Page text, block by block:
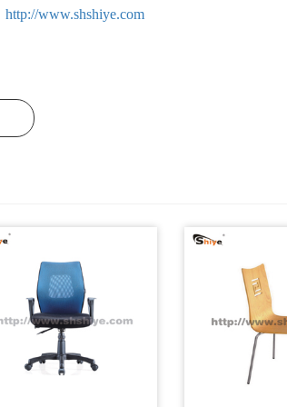
http://www.shshiye.com